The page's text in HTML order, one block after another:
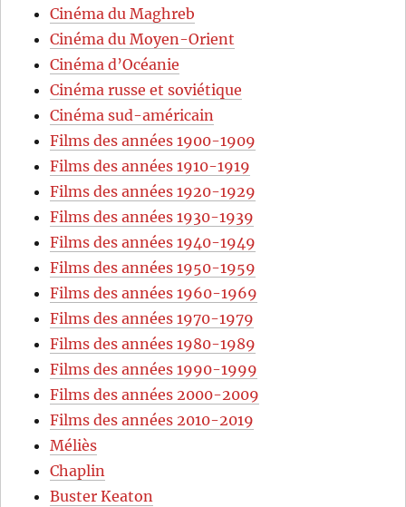
Cinéma du Maghreb
Cinéma du Moyen-Orient
Cinéma d’Océanie
Cinéma russe et soviétique
Cinéma sud-américain
Films des années 1900-1909
Films des années 1910-1919
Films des années 1920-1929
Films des années 1930-1939
Films des années 1940-1949
Films des années 1950-1959
Films des années 1960-1969
Films des années 1970-1979
Films des années 1980-1989
Films des années 1990-1999
Films des années 2000-2009
Films des années 2010-2019
Méliès
Chaplin
Buster Keaton